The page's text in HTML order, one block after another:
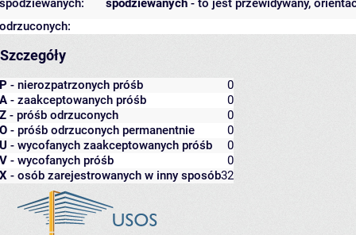
spodziewanych - to jest przewidywany,
spodziewanych:
odrzuconych:
Szczegóły
P - nierozpatrzonych próśb
0
A - zaakceptowanych próśb
0
Z - próśb odrzuconych
0
O - próśb odrzuconych permanentnie
0
U - wycofanych zaakceptowanych próśb
0
V - wycofanych próśb
0
X - osób zarejestrowanych w inny sposób32